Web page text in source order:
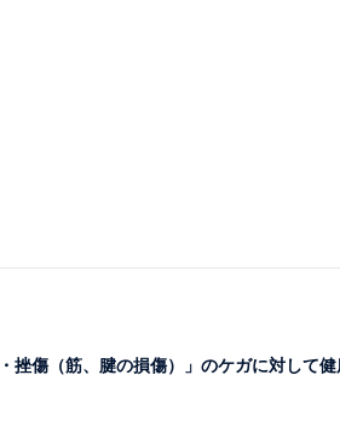
傷（筋、腱の損傷）」のケガに対して